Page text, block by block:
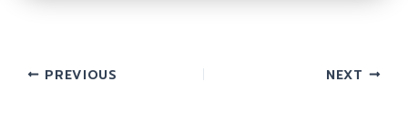
PREVIOUS NEXT